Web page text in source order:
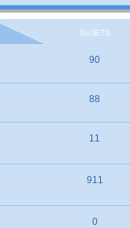
SUJETS
90
88
11
911
0